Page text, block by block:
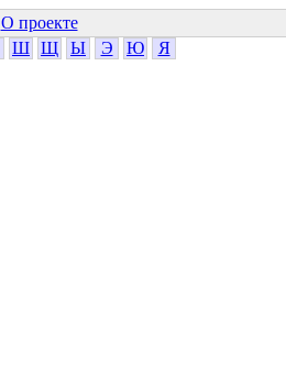
О проекте
Ш Щ Ы Э Ю Я